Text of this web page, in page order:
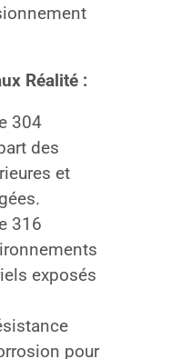
Réalité :
304
des
et
316
exposés
pour